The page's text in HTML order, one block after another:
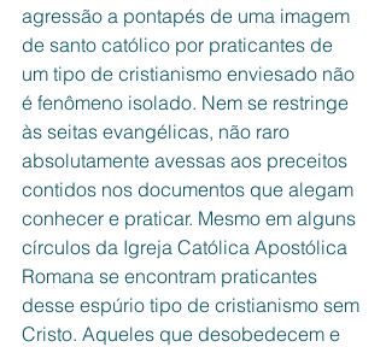
agressão a pontapés de uma imagem
de santo católico por praticantes de
um tipo de cristianismo enviesado não
é fenômeno isolado. Nem se restringe
às seitas evangélicas, não raro
absolutamente avessas aos preceitos
contidos nos documentos que alegam
conhecer e praticar. Mesmo em alguns
círculos da Igreja Católica Apostólica
Romana se encontram praticantes
desse espúrio tipo de cristianismo sem
Cristo. Aqueles que desobedecem e